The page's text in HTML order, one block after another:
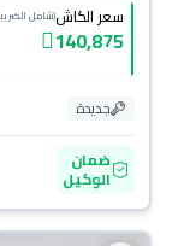
سعر الكاش(شامل
140,875
جديدة
ضمان
الوكيل